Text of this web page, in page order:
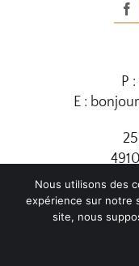
P
E :
© 2024 | Ma Petite
Nous utilisons des
expérience sur notre
site, nous